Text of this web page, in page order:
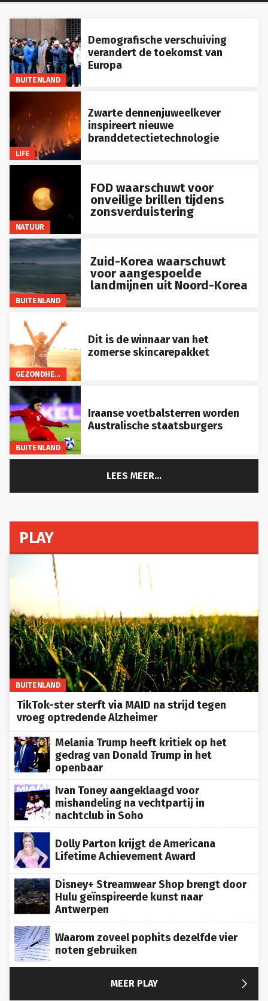
BUITENLAND
Demografische verschuiving
verandert de toekomst van
Europa
LIFE
Zwarte dennenjuweelkever
inspireert nieuwe
branddetectietechnologie
NATUUR
FOD waarschuwt voor
onveilige brillen tijdens
zonsverduistering
BUITENLAND
Zuid-Korea waarschuwt
voor aangespoelde
landmijnen uit Noord-Korea
GEZONDHEID
Dit is de winnaar van het
zomerse skincarepakket
BUITENLAND
Iraanse voetbalsterren worden
Australische staatsburgers
LEES MEER...
PLAY
BUITENLAND
TikTok-ster sterft via MAID na strijd tegen
vroeg optredende Alzheimer
Melania Trump heeft kritiek op het
gedrag van Donald Trump in het
openbaar
Ivan Toney aangeklaagd voor
mishandeling na vechtpartij in
nachtclub in Soho
Dolly Parton krijgt de Americana
Lifetime Achievement Award
Disney+ Streamwear Shop brengt door
Hulu geïnspireerde kunst naar
Antwerpen
Waarom zoveel pophits dezelfde vier
noten gebruiken
MEER PLAY 